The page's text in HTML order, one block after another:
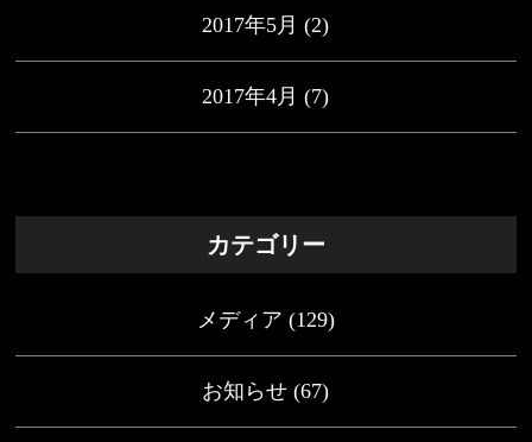
2017年5月 (2)
2017年4月 (7)
カテゴリー
メディア (129)
お知らせ (67)